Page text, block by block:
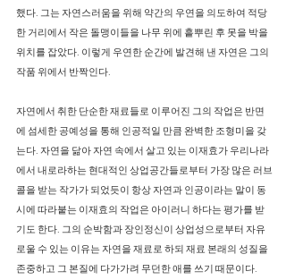
했다. 그는 자연스러움을 위해 약간의 우연을 의도하여 적당
한 거리에서 작은 돌맹이들을 나무 위에 흩뿌린 후 못을 박을
위치를 잡았다. 이렇게 우연한 순간에 발견해 낸 자연은 그의
작품 위에서 반짝인다.
자연에서 취한 단순한 재료들로 이루어진 그의 작업은 반면
에 섬세한 공예성을 통해 인공적일 만큼 완벽한 조형미을 갖
는다. 자연을 닮아 자연 속에서 살고 있는 이재효가 우리나라
에서 내로라하는 현대적인 상업공간들로부터 가장 많은 러브
콜을 받는 작가가 되었듯이 항상 자연과 인공이라는 말이 동
시에 따라붙는 이재효의 작업은 아이러니 하다는 평가를 받
기도 한다. 그의 순박함과 장인정신이 상업성으로부터 자유
로울 수 있는 이유는 자연을 재료로 하되 재료 본래의 성질을
존중하고 그 본질에 다가가려 무던한 애를 쓰기 때문이다.